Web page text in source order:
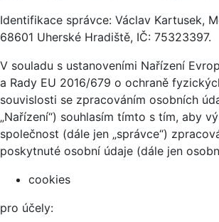
Identifikace správce: Václav Kartusek,
68601 Uherské Hradiště, IČ: 75323397.
V souladu s ustanoveními Nařízení
a Rady EU 2016/679 o ochraně
souvislosti se zpracováním osobních
„Nařízení“) souhlasím tímto s tím, aby
společnost (dále jen „správce“)
poskytnuté osobní údaje (dále jen
cookies
pro účely: